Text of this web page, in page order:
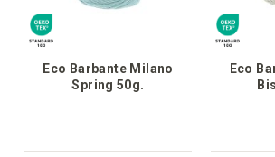
Eco Barbante Milano
Spring 50g.
Eco